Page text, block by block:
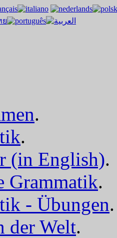
.
.
(in English).
Grammatik.
- Übungen.
der Welt.